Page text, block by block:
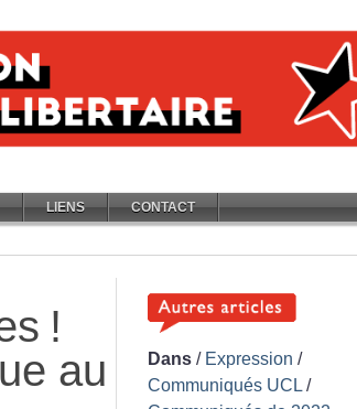
LIENS CONTACT
!
au
Dans / Expression /
Communiqués UCL /